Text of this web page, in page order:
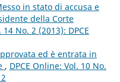
in stato di accusa e
della Corte
No. 2 (2013): DPCE
ed è entrata in
, DPCE Online: Vol. 10 No.